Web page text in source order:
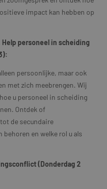
impact kan hebben op
Help personeel in scheiding
persoonlijke, maar ook
met zich meebrengen. Wij
u personeel in scheiding
Ontdek of
de secundaire
en welke rol u als
(Donderdag 2